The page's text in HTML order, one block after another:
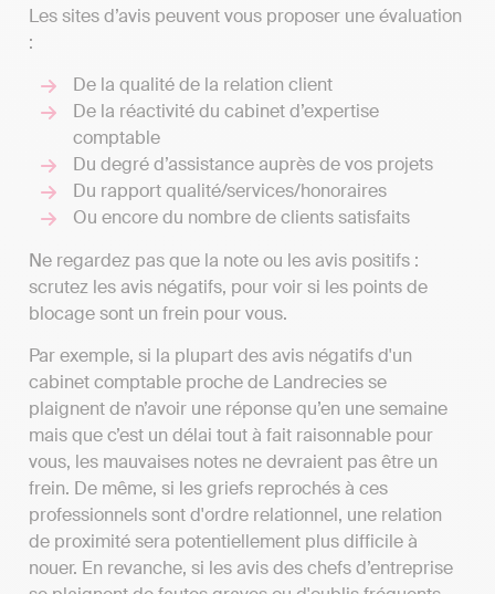
Les sites d’avis peuvent vous proposer une évaluation
:
De la qualité de la relation client
De la réactivité du cabinet d’expertise
comptable
Du degré d’assistance auprès de vos projets
Du rapport qualité/services/honoraires
Ou encore du nombre de clients satisfaits
Ne regardez pas que la note ou les avis positifs :
scrutez les avis négatifs, pour voir si les points de
blocage sont un frein pour vous.
Par exemple, si la plupart des avis négatifs d'un
cabinet comptable proche de Landrecies se
plaignent de n’avoir une réponse qu’en une semaine
mais que c’est un délai tout à fait raisonnable pour
vous, les mauvaises notes ne devraient pas être un
frein. De même, si les griefs reprochés à ces
professionnels sont d'ordre relationnel, une relation
de proximité sera potentiellement plus difficile à
nouer. En revanche, si les avis des chefs d’entreprise